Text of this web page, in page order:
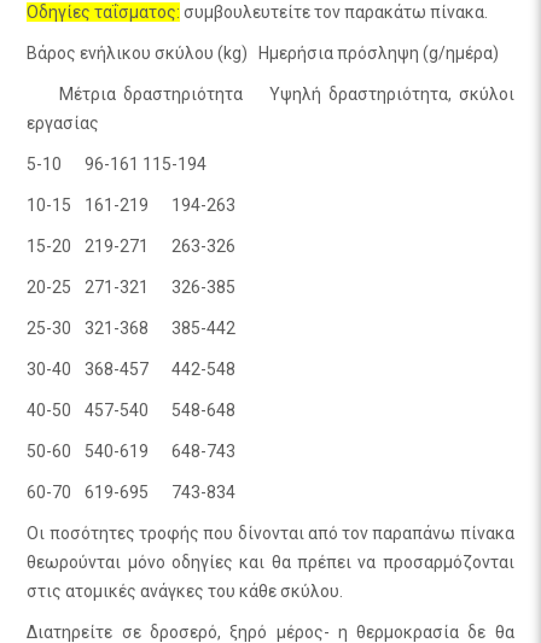
Οδηγίες ταΐσματος: συμβουλευτείτε τον παρακάτω πίνακα.
Βάρος ενήλικου σκύλου (kg) Ημερήσια πρόσληψη (g/ημέρα)
Μέτρια δραστηριότητα
Υψηλή δραστηριότητα, σκύλοι
εργασίας
5-10 96-161 115-194
10-15 161-219 194-263
15-20 219-271 263-326
20-25 271-321 326-385
25-30 321-368 385-442
30-40 368-457 442-548
40-50 457-540 548-648
50-60 540-619 648-743
60-70 619-695 743-834
Οι ποσότητες τροφής που δίνονται από τον παραπάνω πίνακα
θεωρούνται μόνο οδηγίες και θα πρέπει να προσαρμόζονται
στις ατομικές ανάγκες του κάθε σκύλου.
Διατηρείτε σε δροσερό, ξηρό μέρος- η θερμοκρασία δε θα